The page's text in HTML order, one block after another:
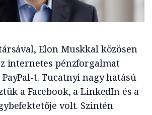
Elon Muskkal közösen
internetes pénzforgalmat
t. Tucatnyi nagy hatású
a Facebook, a LinkedIn és a
volt. Szintén